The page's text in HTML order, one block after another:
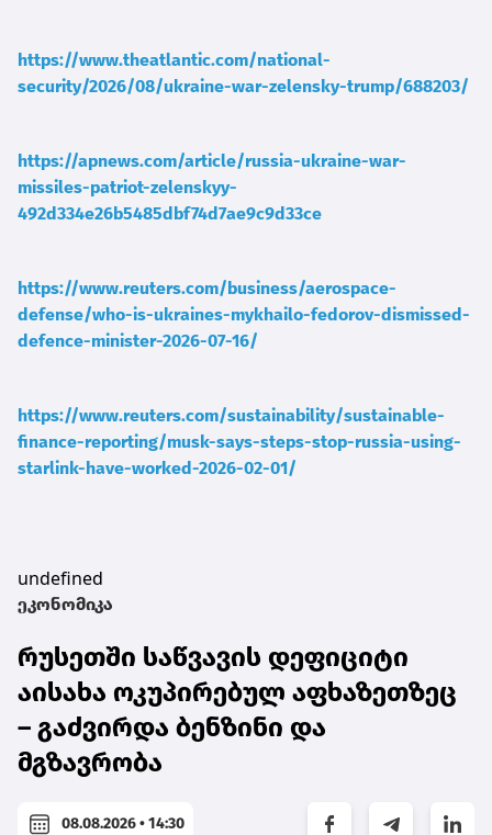
https://www.theatlantic.com/national-
security/2026/08/ukraine-war-zelensky-trump/688203/
https://apnews.com/article/russia-ukraine-war-
missiles-patriot-zelenskyy-
492d334e26b5485dbf74d7ae9c9d33ce
https://www.reuters.com/business/aerospace-
defense/who-is-ukraines-mykhailo-fedorov-dismissed-
defence-minister-2026-07-16/
https://www.reuters.com/sustainability/sustainable-
finance-reporting/musk-says-steps-stop-russia-using-
starlink-have-worked-2026-02-01/
undefined
ეკონომიკა
რუსეთში საწვავის დეფიციტი
აისახა ოკუპირებულ აფხაზეთზეც
– გაძვირდა ბენზინი და
მგზავრობა
08.08.2026 • 14:30